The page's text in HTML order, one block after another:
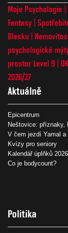
Moje Psychologie
Fantasy
Blesku
psychologické
prostor Level 9
2026/27
Aktuálně
Epicentrum
Neštovice: příznaky,
V čem jezdí Yamal a
Kvízy pro seniory
Kalendář úplňků 2026
Co je bodycount?
Politika